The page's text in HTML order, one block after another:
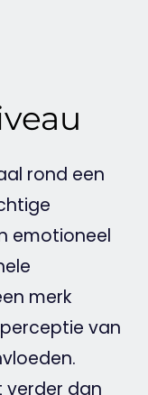
rond een
emotioneel
merk
van
verder dan